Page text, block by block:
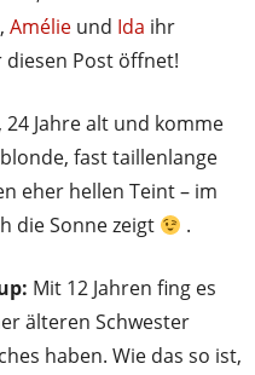
, Amélie und Ida ihr
diesen Post öffnet!
24 Jahre alt und komme
fast taillenlange
eher hellen Teint – im
die Sonne zeigt
.
Mit 12 Jahren fing es
älteren Schwester
haben. Wie das so ist,